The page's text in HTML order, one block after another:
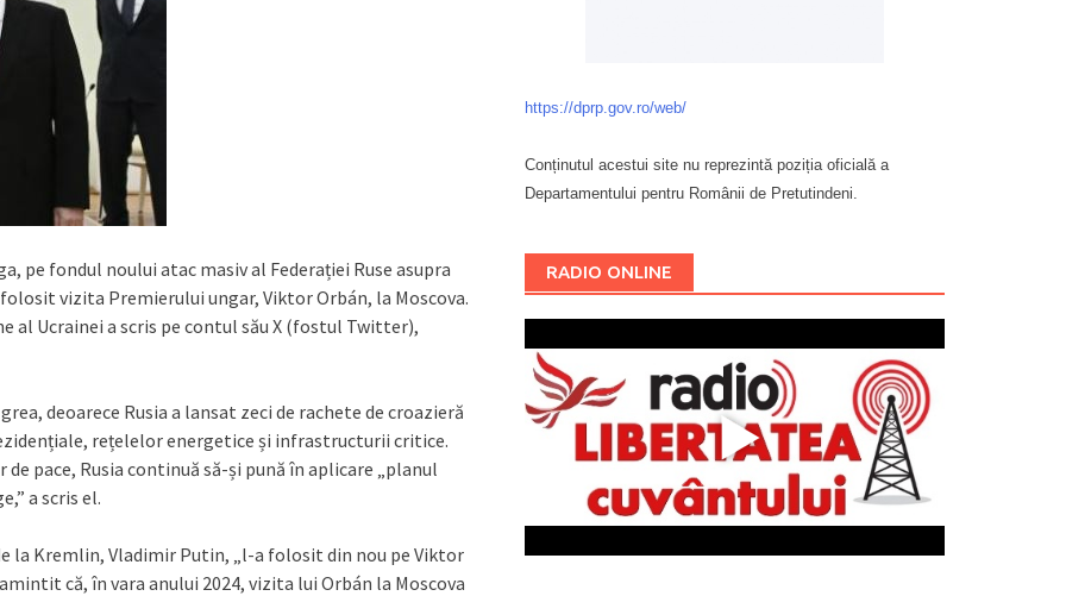
pe fondul noului atac masiv al Federației Ruse asupra
vizita Premierului ungar, Viktor Orbán, la Moscova.
al Ucrainei a scris pe contul său X (fostul Twitter),
deoarece Rusia a lansat zeci de rachete de croazieră
rețelelor energetice și infrastructurii critice.
pace, Rusia continuă să-și pună în aplicare „planul
a scris el.
la Kremlin, Vladimir Putin, „l-a folosit din nou pe Viktor
că, în vara anului 2024, vizita lui Orbán la Moscova
https://dprp.gov.ro/web/
Conținutul acestui site nu reprezintă poziția oficială a
Departamentului pentru Românii de Pretutindeni.
RADIO ONLINE